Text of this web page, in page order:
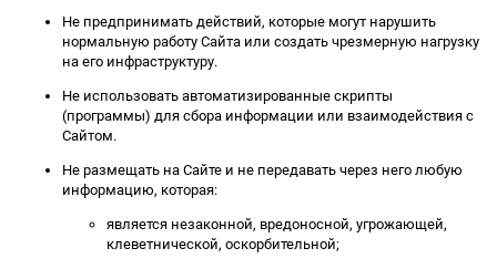
Не предпринимать действий, которые могут нарушить
нормальную работу Сайта или создать чрезмерную нагрузку
на его инфраструктуру.
Не использовать автоматизированные скрипты
(программы) для сбора информации или взаимодействия с
Сайтом.
Не размещать на Сайте и не передавать через него любую
информацию, которая:
является незаконной, вредоносной, угрожающей,
клеветнической, оскорбительной;